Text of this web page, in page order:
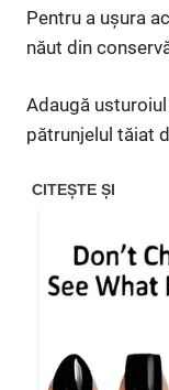
Pentru a ușura
năut din
Adaugă
pătrunjelul tăiat